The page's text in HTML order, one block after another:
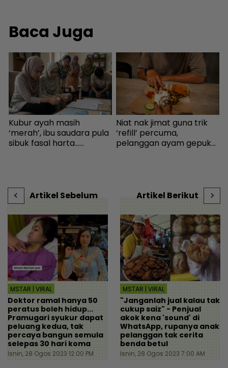
Baca Juga
Kubur ayah masih
‘merah’, ibu saudara pula
sibuk fasal harta...
Niat nak jimat guna trik
‘refill’ percuma,
pelanggan ayam gepuk
Artikel Sebelum
MSTAR | VIRAL
Doktor ramal hanya 50
peratus boleh hidup...
Pramugari syukur dapat
peluang kedua, tak
percaya bangun semula
selepas 30 hari koma
Isnin, 28 Ogos 2023 12:00 PM
Artikel Berikut
MSTAR | VIRAL
"Janganlah jual kalau tak
cukup saiz" - Penjual
akok kena 'sound' di
WhatsApp, rupanya anak
pelanggan tak cerita
benda betul
Isnin, 28 Ogos 2023 7:00 AM